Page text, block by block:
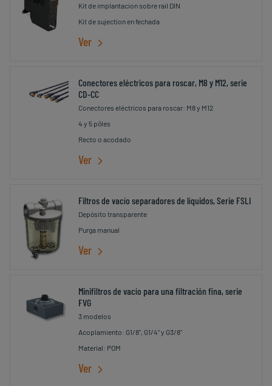
Kit de implantacion sobre rail DIN
Kit de sujection en fechada
Ver
Conectores eléctricos para roscar, M8 y M12, serie
CD-CC
Conectores eléctricos para roscar: M8 y M12
4 y 5 pôles
Recto o acodado
Ver
Filtros de vacío separadores de líquidos, Serie FSLI
Depósito transparente
Purga manual
Ver
Minifiltros de vacío para una filtración fina, serie
FVG
3 modelos
Acoplamiento: G1/8", G1/4" y G3/8"
Material: POM
Ver